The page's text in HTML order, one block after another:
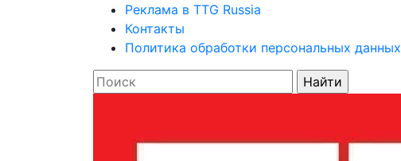
Реклама в TTG Russia
Контакты
Политика обработки персональных данных